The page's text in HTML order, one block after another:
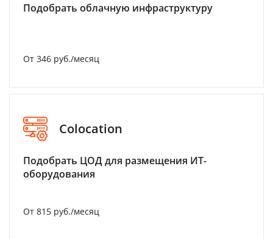
Подобрать облачную инфраструктуру
От 346 руб./месяц
Colocation
Подобрать ЦОД для размещения ИТ-
оборудования
От 815 руб./месяц